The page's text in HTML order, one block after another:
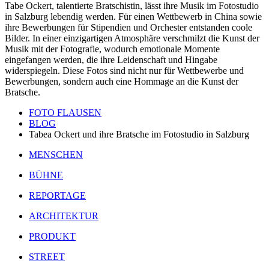
Tabe Ockert, talentierte Bratschistin, lässt ihre Musik im Fotostudio
in Salzburg lebendig werden. Für einen Wettbewerb in China sowie
ihre Bewerbungen für Stipendien und Orchester entstanden coole
Bilder. In einer einzigartigen Atmosphäre verschmilzt die Kunst der
Musik mit der Fotografie, wodurch emotionale Momente
eingefangen werden, die ihre Leidenschaft und Hingabe
widerspiegeln. Diese Fotos sind nicht nur für Wettbewerbe und
Bewerbungen, sondern auch eine Hommage an die Kunst der
Bratsche.
FOTO FLAUSEN
BLOG
Tabea Ockert und ihre Bratsche im Fotostudio in Salzburg
MENSCHEN
BÜHNE
REPORTAGE
ARCHITEKTUR
PRODUKT
STREET